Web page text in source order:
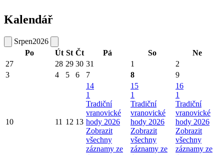
Kalendář
Srpen2026
Po
Út St Čt Pá So
Ne
27
28 29 30 31 1
2
3
4 5 6 7 8 9
10 11 12 13
14
1
Tradiční
vranovické
hody 2026
Zobrazit
všechny
záznamy ze
15
1
Tradiční
vranovické
hody 2026
Zobrazit
všechny
záznamy ze
16
1
Tradiční
vranovické
hody 2026
Zobrazit
všechny
záznamy ze